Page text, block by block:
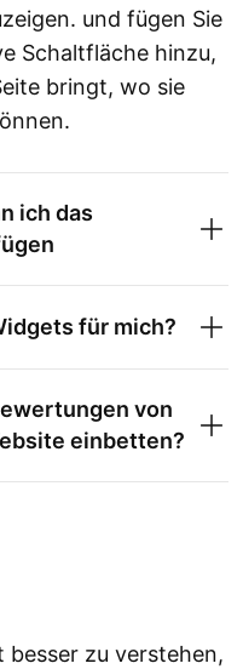
und fügen Sie
Schaltfläche hinzu,
bringt, wo sie
ich das
für mich?
von
einbetten?
besser zu verstehen,